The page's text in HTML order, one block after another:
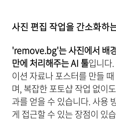
사진 편집 작업을 간소화
'remove.bg'는 사진에서 배
만에 처리해주는 AI 툴입니다
이션 자료나 포스터를 만들
며, 복잡한 포토샵 작업 없이
과를 얻을 수 있습니다. 사용
게 접근할 수 있는 장점이 있